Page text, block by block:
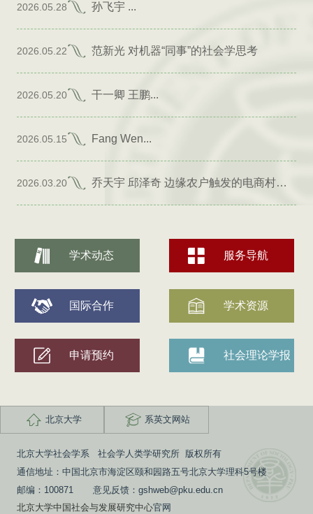
2026.05.28 孙飞宇 ...
2026.05.22 范新光 对机器“同事”的社会学思考
2026.05.20 干一卿 王鹏...
2026.05.15 Fang Wen...
2026.03.20 乔天宇 邱泽奇 边缘农户触发的电商村形成
学术动态 服务导航
国际合作 学术资源
申请预约 社会理论学报
北京大学 系英文网站
北京大学社会学系 社会学人类学研究所 版权所有
通信地址：中国北京市海淀区颐和园路五号北京大学理科5号楼
邮编：100871 意见反馈：gshweb@pku.edu.cn
北京大学中国社会与发展研究中心官网